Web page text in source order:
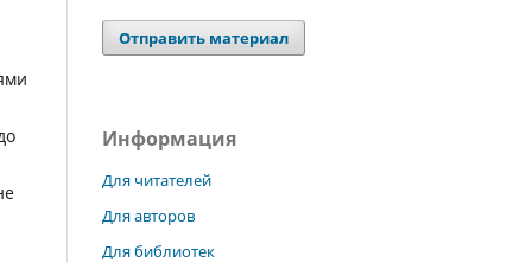
Отправить материал
Информация
Для читателей
Для авторов
Для библиотек